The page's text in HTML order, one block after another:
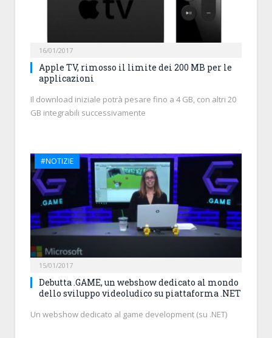
16/01/2017
Apple TV, rimosso il limite dei 200 MB per le
applicazioni
Il download iniziale potrà pesare fino a 4 GB, con altri 20
GB integrabili successivamente
#NOTIZIE
15/01/2017
Debutta .GAME, un webshow dedicato al mondo
dello sviluppo videoludico su piattaforma .NET
Un webshow dedicato al game development (su .NET)